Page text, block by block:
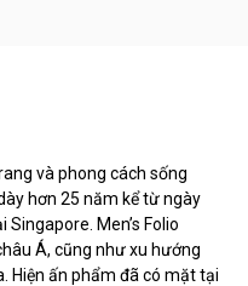
và phong cách sống
hơn 25 năm kể từ ngày
Men’s Folio
Á, cũng như xu hướng
Hiện ấn phẩm đã có mặt tại